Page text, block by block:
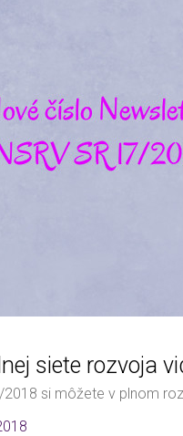
siete rozvoja
si môžete v plnom